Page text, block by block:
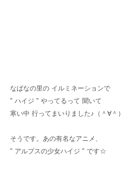
なばなの里の イルミネーションで
" ハイジ " やってるって 聞いて
寒い中 行ってまいりました♪（＾∀＾）
そうです。あの有名なアニメ、
" アルプスの少女ハイジ " です☆